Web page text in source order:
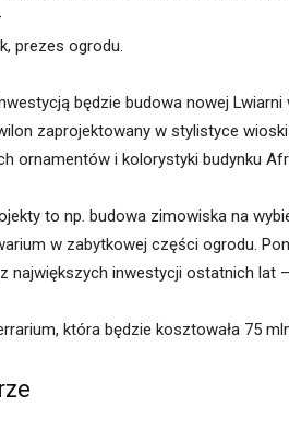
prezes ogrodu.
będzie budowa nowej Lwiarni
zaprojektowany w stylistyce wioski
ornamentów i kolorystyki budynku
to np. budowa zimowiska na
w zabytkowej części ogrodu.
z największych inwestycji ostatnich lat –
która będzie kosztowała 75